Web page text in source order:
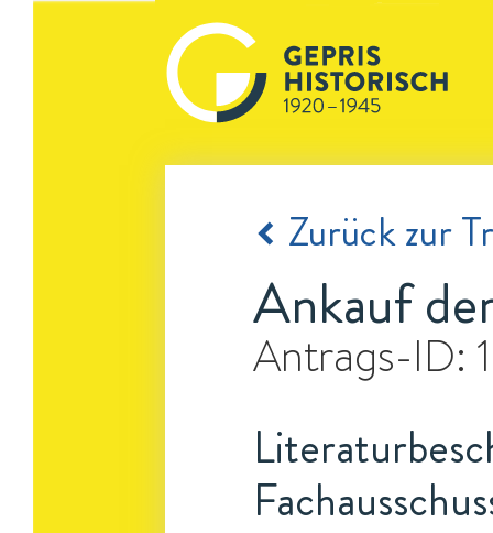
Zurück zur
Ankauf
Antrags-ID: